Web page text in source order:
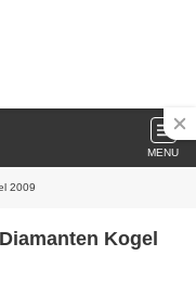
MENU
2009
Kogel